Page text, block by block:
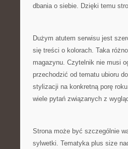
dbania o siebie. Dzięki temu
Dużym atutem serwisu jest
się treści o kolorach. Taka
magazynu. Czytelnik nie musi
przechodzić od tematu ubioru
stylizacji na konkretną porę
wiele pytań związanych z
Strona może być szczególnie
sylwetki. Tematyka plus size